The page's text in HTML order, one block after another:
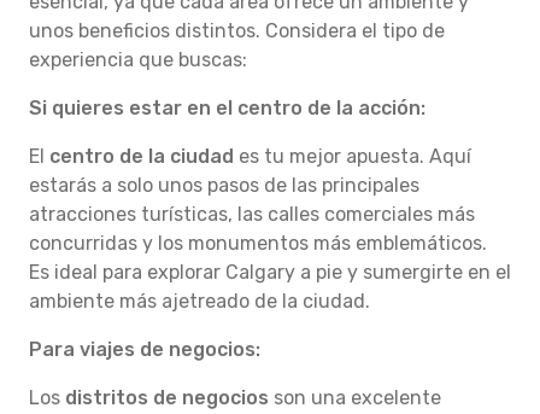
unos beneficios distintos. Considera el tipo de
experiencia que buscas:
Si quieres estar en el centro de la acción:
El centro de la ciudad es tu mejor apuesta. Aquí
estarás a solo unos pasos de las principales
atracciones turísticas, las calles comerciales más
concurridas y los monumentos más emblemáticos.
Es ideal para explorar Calgary a pie y sumergirte en el
ambiente más ajetreado de la ciudad.
Para viajes de negocios:
Los distritos de negocios son una excelente